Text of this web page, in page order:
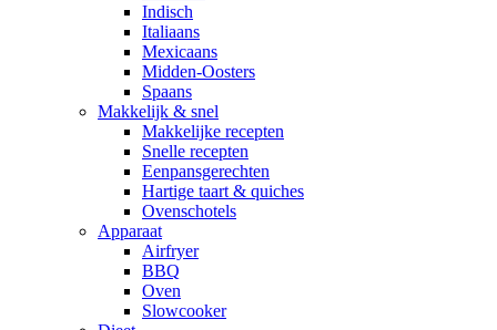
Indisch
Italiaans
Mexicaans
Midden-Oosters
Spaans
Makkelijk & snel
Makkelijke recepten
Snelle recepten
Eenpansgerechten
Hartige taart & quiches
Ovenschotels
Apparaat
Airfryer
BBQ
Oven
Slowcooker